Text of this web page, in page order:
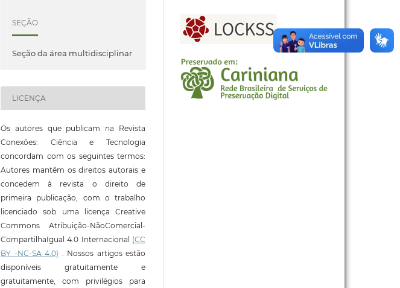
SEÇÃO
Seção da área multidisciplinar
LICENÇA
Os autores que publicam na Revista
Conexões: Ciência e Tecnologia
concordam com os seguintes termos:
Autores mantêm os direitos autorais e
concedem à revista o direito de
primeira publicação, com o trabalho
licenciado sob uma licença Creative
Commons Atribuição-NãoComercial-
CompartilhaIgual 4.0 Internacional (CC
BY -NC-SA 4.0) . Nossos artigos estão
disponíveis gratuitamente e
gratuitamente, com privilégios para